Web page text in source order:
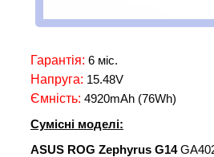
Гарантія: 6 міс.
Напруга: 15.48V
Ємність: 4920mAh (76Wh)
Сумісні моделі:
ASUS ROG Zephyrus G14